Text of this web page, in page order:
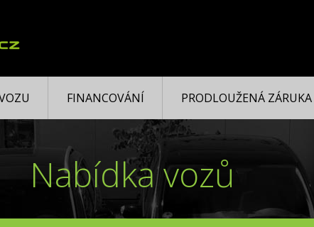
FINANCOVÁNÍ PRODLOUŽENÁ ZÁRUKA
Nabídka vozů